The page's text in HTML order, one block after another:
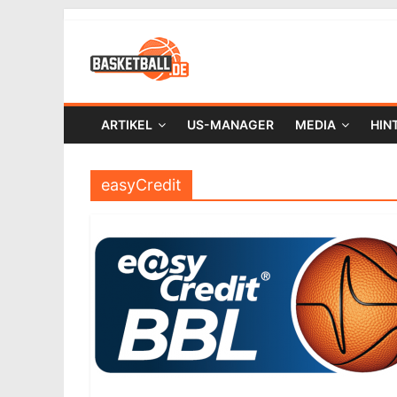
ARTIKEL US-MANAGER MEDIA
easyCredit